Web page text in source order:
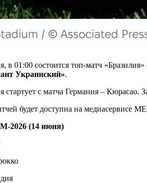
в 01:00 состоится топ-матч
Украинский».
стартует с матча Германия – Кюрасао.
будет доступна на медиасервисе
2026 (14 июня)